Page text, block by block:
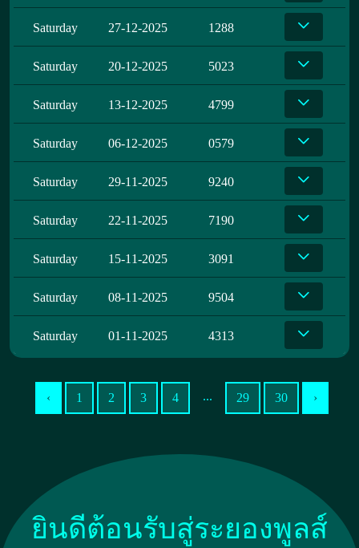
Saturday 27-12-2025 1288
Saturday 20-12-2025 5023
Saturday 13-12-2025 4799
Saturday 06-12-2025 0579
Saturday 29-11-2025 9240
Saturday 22-11-2025 7190
Saturday 15-11-2025 3091
Saturday 08-11-2025 9504
Saturday 01-11-2025 4313
‹ 1 2 3 4 ... 29 30 ›
ยินดีต้อนรับสู่ระยองพูลส์